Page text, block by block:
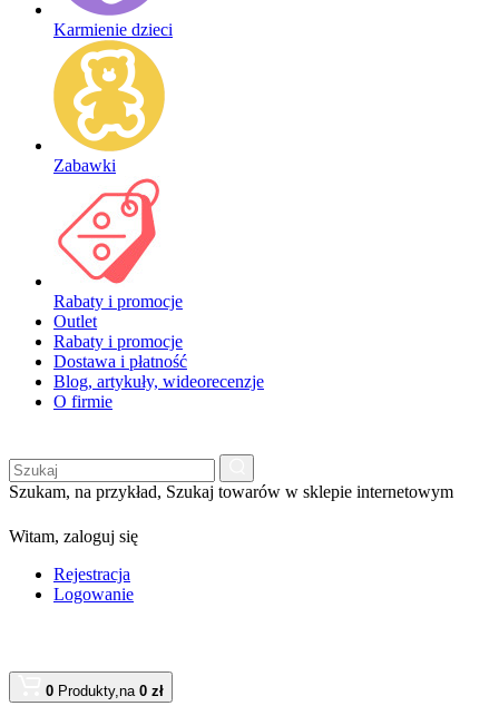
Karmienie dzieci
Zabawki
Rabaty i promocje
Outlet
Rabaty i promocje
Dostawa i płatność
Blog, artykuły, wideorecenzje
O firmie
Szukam, na przykład, Szukaj towarów w sklepie internetowym
Witam, zaloguj się
Rejestracja
Logowanie
0 Produkty,na 0 zł